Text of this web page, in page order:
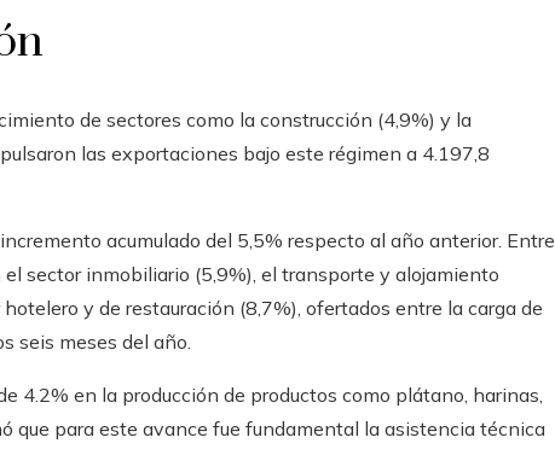
de sectores como la construcción (4,9%) y la
las exportaciones bajo este régimen a 4.197,8
acumulado del 5,5% respecto al año anterior. Entre
sector inmobiliario (5,9%), el transporte y alojamiento
y de restauración (8,7%), ofertados entre la carga de
seis meses del año.
4.2% en la producción de productos como plátano, harinas,
que para este avance fue fundamental la asistencia técnica